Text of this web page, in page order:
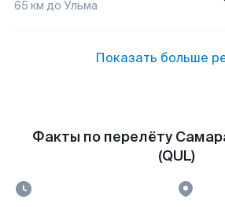
65 км до Ульма
Показать больше
Факты по перелёту
(QUL)